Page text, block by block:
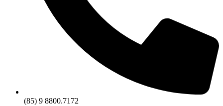
(85) 9 8800.7172